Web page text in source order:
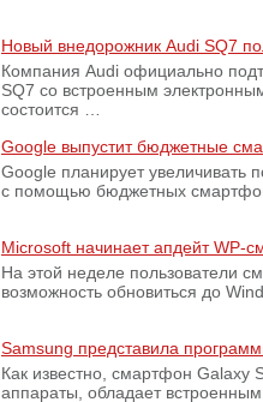
Новый внедорожник Audi SQ7
Компания Audi официально
SQ7 со встроенным
состоится …
Google выпустит бюджетные
Google планирует увеличивать
с помощью бюджетных
Microsoft начинает апдейт WP-
На этой неделе пользователи
возможность обновиться до
Samsung представила
Как известно, смартфон Galaxy
аппараты, обладает